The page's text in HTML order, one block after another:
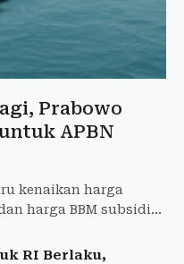
Prabowo
APBN
kenaikan harga
harga BBM subsidi
RI Berlaku,